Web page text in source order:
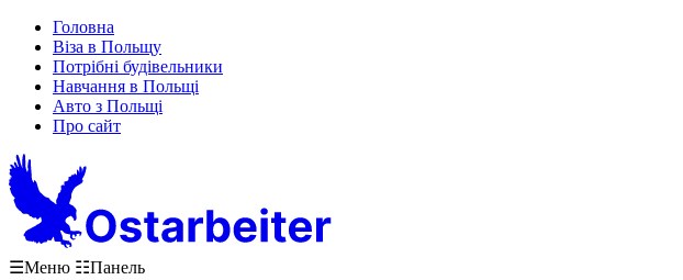
Головна
Віза в Польщу
Потрібні будівельники
Навчання в Польщі
Авто з Польщі
Про сайт
☰Меню ☷Панель